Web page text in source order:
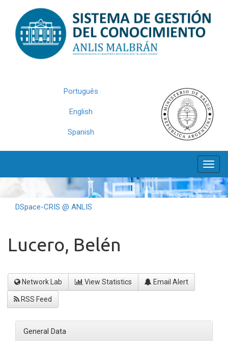
navigation
Português
English
Spanish
DSpace-CRIS @ ANLIS
Lucero, Belén
Network Lab View Statistics Email Alert
RSS Feed
General Data